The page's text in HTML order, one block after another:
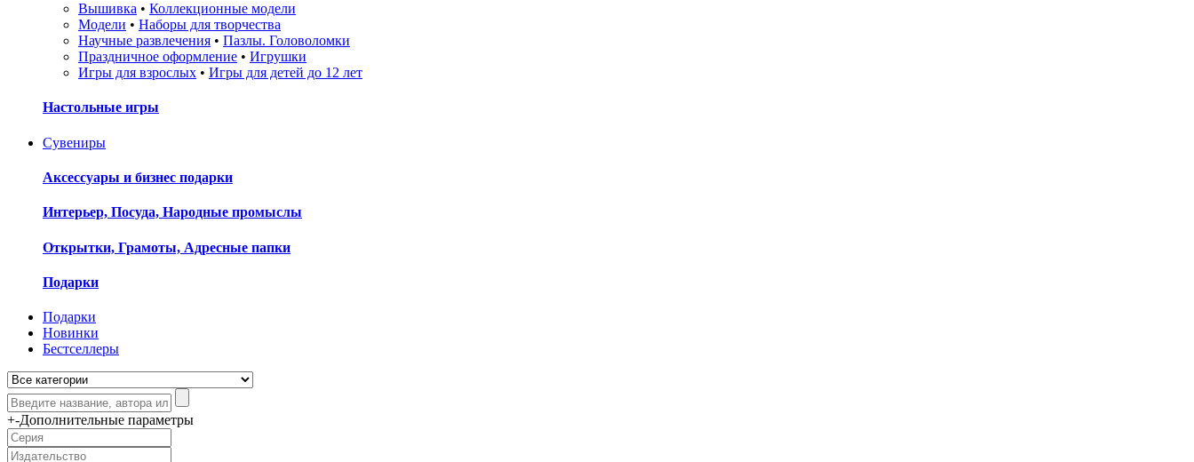
Вышивка • Коллекционные модели
Модели • Наборы для творчества
Научные развлечения • Пазлы. Головоломки
Праздничное оформление • Игрушки
Игры для взрослых • Игры для детей до 12 лет
Настольные игры
Сувениры
Аксессуары и бизнес подарки
Интерьер, Посуда, Народные промыслы
Открытки, Грамоты, Адресные папки
Подарки
Подарки
Новинки
Бестселлеры
+-Дополнительные параметры